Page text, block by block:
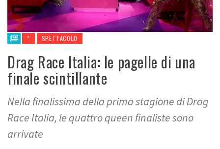
* SPETTACOLO
Drag Race Italia: le pagelle di una
finale scintillante
Nella finalissima della prima stagione di Drag
Race Italia, le quattro queen finaliste sono
arrivate